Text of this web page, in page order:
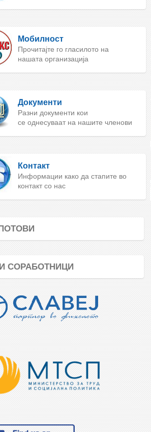
Мобилност
Прочитајте го гласилото на
нашата организација
Документи
Разни документи кои
се однесуваат на нашите членови
Контакт
Информации како да стапите во
контакт со нас
СОРАБОТНИЦИ